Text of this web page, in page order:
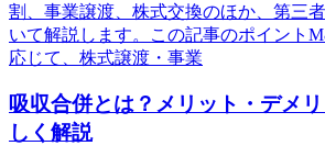
割、事業譲渡、株式交換のほか、第三
いて解説します。この記事のポイント
応じて、株式譲渡・事業
吸収合併とは？メリット・デメ
しく解説